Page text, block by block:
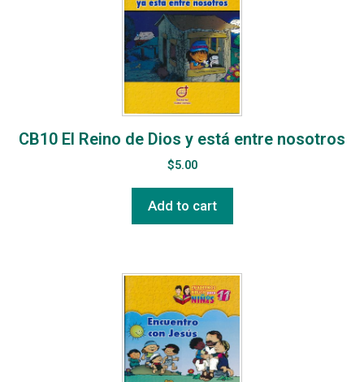
CB10 El Reino de Dios y está entre nosotros
$5.00
Add to cart